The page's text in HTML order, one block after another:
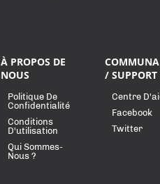
À PROPOS DE
NOUS
Politique De
Confidentialité
Conditions
D'utilisation
Qui Sommes-
Nous ?
/ SUPPORT
Centre
Facebook
Twitter